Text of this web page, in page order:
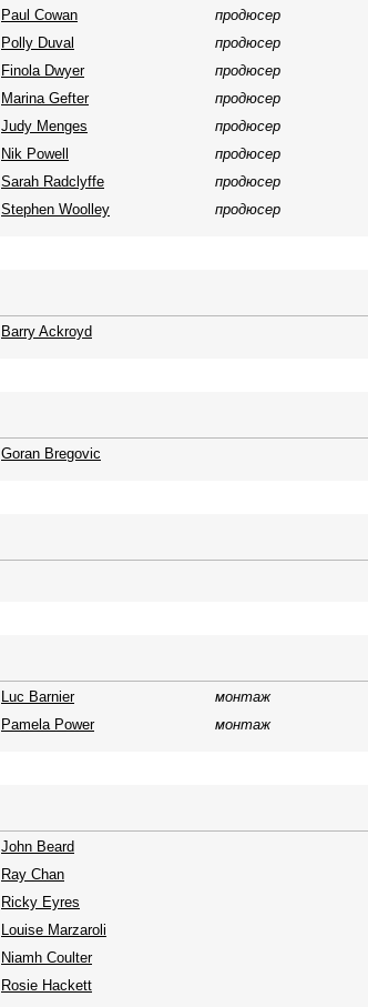
Paul Cowan продюсер
Polly Duval продюсер
Finola Dwyer продюсер
Marina Gefter продюсер
Judy Menges продюсер
Nik Powell продюсер
Sarah Radclyffe продюсер
Stephen Woolley продюсер
Barry Ackroyd
Goran Bregovic
Luc Barnier
монтаж
Pamela Power монтаж
John Beard
Ray Chan
Ricky Eyres
Louise Marzaroli
Niamh Coulter
Rosie Hackett